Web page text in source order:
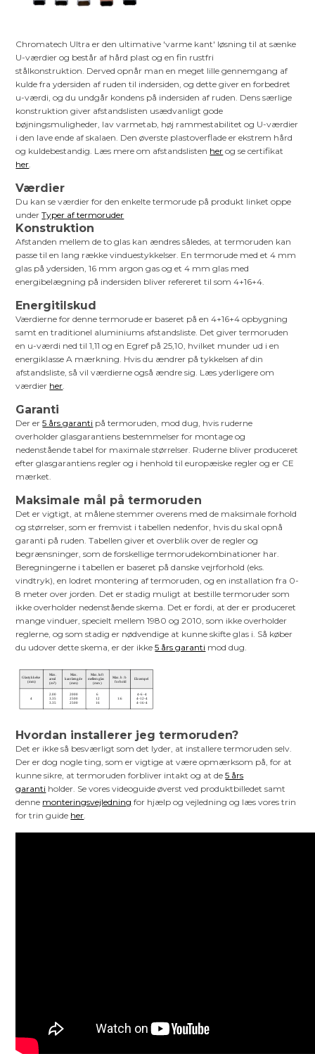
Chromatech Ultra er den ultimative 'varme kant' løsning til at sænke
U-værdier og består af hård plast og en fin rustfri
stålkonstruktion. Derved opnår man en meget lille gennemgang af
kulde fra ydersiden af ruden til indersiden, og dette giver en forbedret
u-værdi, og du undgår kondens på indersiden af ruden. Dens særlige
konstruktion giver afstandslisten usædvanligt gode
bøjningsmuligheder, lav varmetab, høj rammestabilitet og U-værdier
i den lave ende af skalaen. Den øverste plastoverflade er ekstrem hård
og kuldebestandig. Læs mere om afstandslisten her og se certifikat
her.
Værdier
Du kan se værdier for den enkelte termorude på produkt linket oppe
underTyper af termoruder
Konstruktion
Afstanden mellem de to glas kan ændres således, at termoruden kan
passe til en lang række vinduestykkelser. En termorude med et 4 mm
glas på ydersiden, 16 mm argon gas og et 4 mm glas med
energibelægning på indersiden bliver refereret til som 4+16+4.
Energitilskud
Værdierne for denne termorude er baseret på en 4+16+4 opbygning
samt en traditionel aluminiums afstandsliste. Det giver termoruden
en u-værdi ned til 1,11 og en Egref på 25,10, hvilket munder ud i en
energiklasse A mærkning. Hvis du ændrer på tykkelsen af din
afstandsliste, så vil værdierne også ændre sig. Læs yderligere om
værdier her.
Garanti
Der er5 års garanti på termoruden, mod dug, hvis ruderne
overholder glasgarantiens bestemmelser for montage og
nedenstående tabel for maximale størrelser. Ruderne bliver produceret
efter glasgarantiens regler og i henhold til europæiske regler og er CE
mærket.
Maksimale mål på termoruden
Det er vigtigt, at målene stemmer overens med de maksimale forhold
og størrelser, som er fremvist i tabellen nedenfor, hvis du skal opnå
garanti på ruden. Tabellen giver et overblik over de regler og
begrænsninger, som de forskellige termorudekombinationer har.
Beregningerne i tabellen er baseret på danske vejrforhold (eks.
vindtryk), en lodret montering af termoruden, og en installation fra 0-
8 meter over jorden. Det er stadig muligt at bestille termoruder som
ikke overholder nedenstående skema. Det er fordi, at der er produceret
mange vinduer, specielt mellem 1980 og 2010, som ikke overholder
reglerne, og som stadig er nødvendige at kunne skifte glas i. Så køber
du udover dette skema, er der ikke5 års garanti mod dug.
Hvordan installerer jeg termoruden?
Det er ikke så besværligt som det lyder, at installere termoruden selv.
Der er dog nogle ting, som er vigtige at være opmærksom på, for at
kunne sikre, at termoruden forbliver intakt og at de5 års
garanti holder. Se vores videoguide øverst ved produktbilledet samt
denne monteringsvejledning for hjælp og vejledning og læs vores trin
for trin guide her.